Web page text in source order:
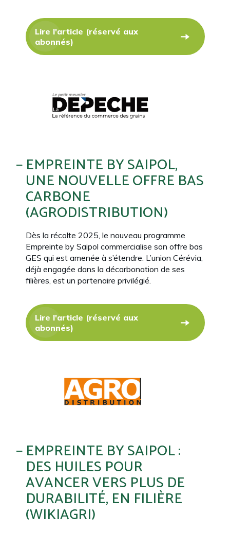
Lire l'article (réservé aux
abonnés)
EMPREINTE BY SAIPOL,
UNE NOUVELLE OFFRE BAS
CARBONE
(AGRODISTRIBUTION)
Dès la récolte 2025, le nouveau programme
Empreinte by Saipol commercialise son offre bas
GES qui est amenée à s’étendre. L’union Cérévia,
déjà engagée dans la décarbonation de ses
filières, est un partenaire privilégié.
Lire l'article (réservé aux
abonnés)
EMPREINTE BY SAIPOL :
DES HUILES POUR
AVANCER VERS PLUS DE
DURABILITÉ, EN FILIÈRE
(WIKIAGRI)